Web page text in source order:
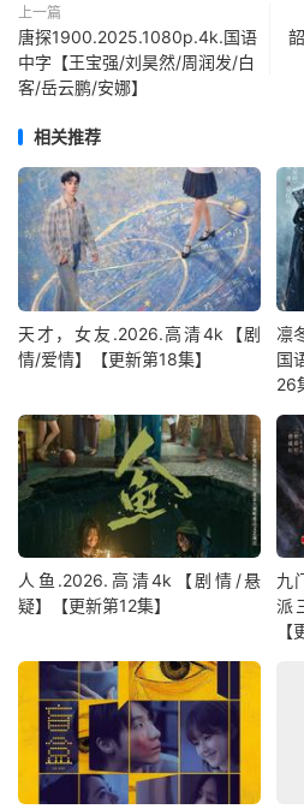
上一篇
唐探1900.2025.1080p.4k.国语
中字【王宝强/刘昊然/周润发/白
客/岳云鹏/安娜】
相关推荐
天才，女友.2026.高清4k【剧
情/爱情】【更新第18集】
凛
国
26
人鱼.2026.高清4k【剧情/悬
疑】【更新第12集】
九
派